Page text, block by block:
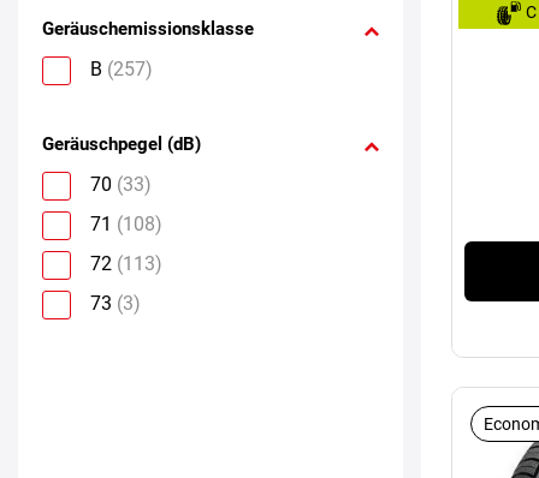
Geräuschemissionsklasse
B (257)
Geräuschpegel (dB)
70 (33)
71 (108)
72 (113)
73 (3)
C